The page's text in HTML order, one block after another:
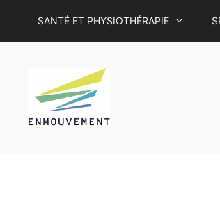
SANTÉ ET PHYSIOTHÉRAPIE